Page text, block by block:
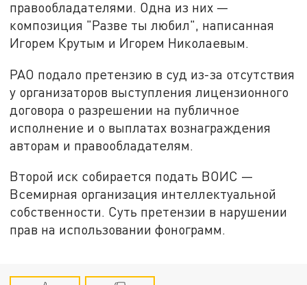
правообладателями. Одна из них —
композиция "Разве ты любил", написанная
Игорем Крутым и Игорем Николаевым.
РАО подало претензию в суд из-за отсутствия
у организаторов выступления лицензионного
договора о разрешении на публичное
исполнение и о выплатах вознаграждения
авторам и правообладателям.
Второй иск собирается подать ВОИС —
Всемирная организация интеллектуальной
собственности. Суть претензии в нарушении
прав на использовании фонограмм.